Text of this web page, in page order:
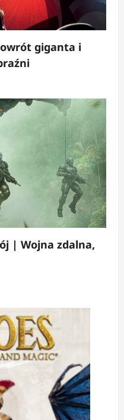
giganta i
| Wojna zdalna,